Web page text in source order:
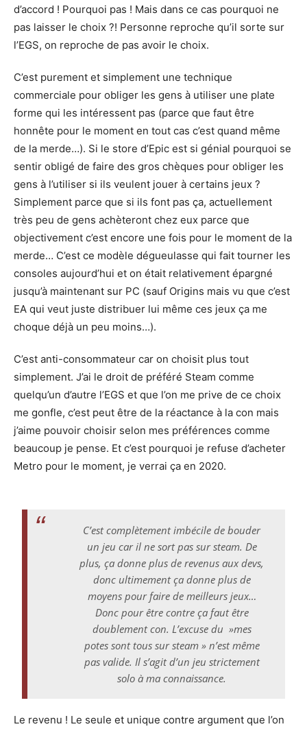
d’accord ! Pourquoi pas ! Mais dans ce cas pourquoi ne
pas laisser le choix ?! Personne reproche qu’il sorte sur
l’EGS, on reproche de pas avoir le choix.
C’est purement et simplement une technique
commerciale pour obliger les gens à utiliser une plate
forme qui les intéressent pas (parce que faut être
honnête pour le moment en tout cas c’est quand même
de la merde…). Si le store d’Epic est si génial pourquoi se
sentir obligé de faire des gros chèques pour obliger les
gens à l’utiliser si ils veulent jouer à certains jeux ?
Simplement parce que si ils font pas ça, actuellement
très peu de gens achèteront chez eux parce que
objectivement c’est encore une fois pour le moment de la
merde… C’est ce modèle dégueulasse qui fait tourner les
consoles aujourd’hui et on était relativement épargné
jusqu’à maintenant sur PC (sauf Origins mais vu que c’est
EA qui veut juste distribuer lui même ces jeux ça me
choque déjà un peu moins…).
C’est anti-consommateur car on choisit plus tout
simplement. J’ai le droit de préféré Steam comme
quelqu’un d’autre l’EGS et que l’on me prive de ce choix
me gonfle, c’est peut être de la réactance à la con mais
j’aime pouvoir choisir selon mes préférences comme
beaucoup je pense. Et c’est pourquoi je refuse d’acheter
Metro pour le moment, je verrai ça en 2020.
C’est complètement imbécile de bouder
un jeu car il ne sort pas sur steam. De
plus, ça donne plus de revenus aux devs,
donc ultimement ça donne plus de
moyens pour faire de meilleurs jeux…
Donc pour être contre ça faut être
doublement con. L’excuse du »mes
potes sont tous sur steam » n’est même
pas valide. Il s’agit d’un jeu strictement
solo à ma connaissance.
Le revenu ! Le seule et unique contre argument que l’on